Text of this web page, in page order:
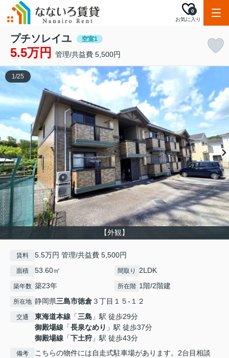
お気に入り
0
プチソレイユ 空室1
5.5万円 管理/共益費 5,500円
【外観】
1/25
賃料 5.5万円 管理/共益費 5,500円
面積 53.60㎡ 間取り 2LDK
築年数 築23年 所在階 1階/2階建
所在地 静岡県三島市徳倉３丁目１５-１２
交通 東海道本線 「三島 」駅 徒歩29分
御殿場線 「長泉なめり 」駅 徒歩37分
御殿場線 「下土狩 」駅 徒歩43分
備考
こちらの物件には自走式駐車場があります。2台目相談